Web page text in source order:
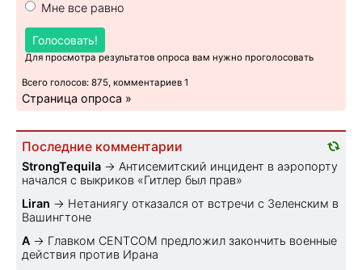
Мне все равно
Голосовать!
Для просмотра результатов опроса вам нужно проголосовать
Всего голосов: 875, комментариев 1
Страница опроса »
Последние комментарии
StrongTequila → Антисемитский инцидент в аэропорту
начался с выкриков «Гитлер был прав»
Liran → Нетаниягу отказался от встречи с Зеленским в
Вашингтоне
A → Главком CENTCOM предложил закончить военные
действия против Ирана